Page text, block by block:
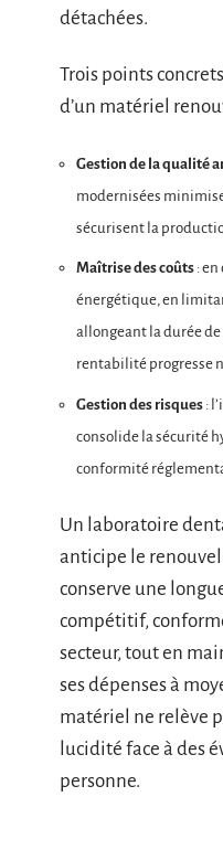
détachées.
Trois points
d’un matériel
Gestion de la qualité
modernisées
sécurisent la
Maîtrise des coûts :
énergétique, en
allongeant la durée
rentabilité progresse
Gestion des risques :
consolide la sécurité
conformité
Un laboratoire
anticipe le
conserve une
compétitif,
secteur, tout en
ses dépenses à
matériel ne relève
lucidité face à des
personne.